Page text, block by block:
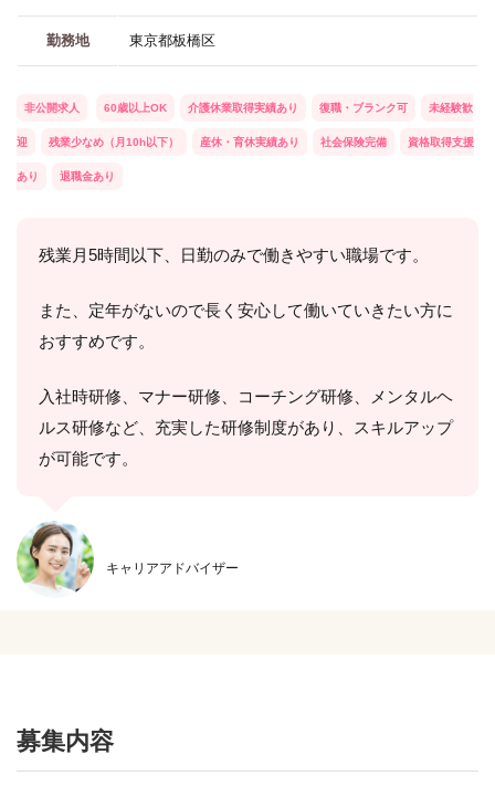
勤務地 東京都板橋区
非公開求人 60歳以上OK 介護休業取得実績あり 復職・ブランク可 未経験歓
迎 残業少なめ（月10h以下） 産休・育休実績あり 社会保険完備 資格取得支援
あり 退職金あり
残業月5時間以下、日勤のみで働きやすい職場です。
また、定年がないので長く安心して働いていきたい方に
おすすめです。
入社時研修、マナー研修、コーチング研修、メンタルヘ
ルス研修など、充実した研修制度があり、スキルアップ
が可能です。
キャリアアドバイザー
募集内容